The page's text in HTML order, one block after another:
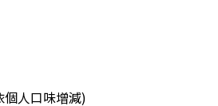
人口味增減)